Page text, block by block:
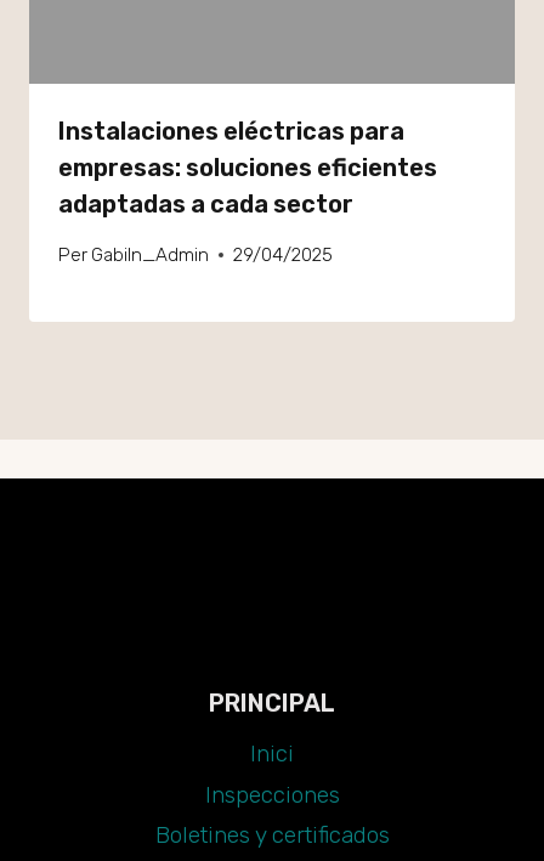
Instalaciones eléctricas para
empresas: soluciones eficientes
adaptadas a cada sector
Per GabiIn_Admin 29/04/2025
PRINCIPAL
Inici
Inspecciones
Boletines y certificados